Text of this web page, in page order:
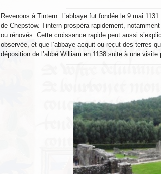
Revenons à Tintern. L’abbaye fut fondée le 9 mai
de Chepstow. Tintern prospéra rapidement,
ou rénovés. Cette croissance rapide peut aussi
observée, et que l’abbaye acquit ou reçut des terres
déposition de l’abbé William en 1138 suite à une